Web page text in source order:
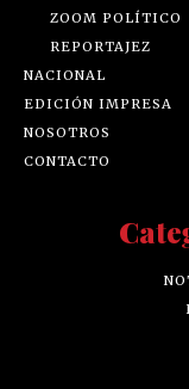
ZOOM POLÍTICO
REPORTAJEZ
NACIONAL
EDICIÓN IMPRESA
NOSOTROS
CONTACTO